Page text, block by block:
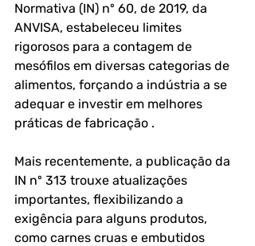
Normativa (IN) nº 60, de 2019, da
ANVISA, estabeleceu limites
rigorosos para a contagem de
mesófilos em diversas categorias de
alimentos, forçando a indústria a se
adequar e investir em melhores
práticas de fabricação .
Mais recentemente, a publicação da
IN nº 313 trouxe atualizações
importantes, flexibilizando a
exigência para alguns produtos,
como carnes cruas e embutidos